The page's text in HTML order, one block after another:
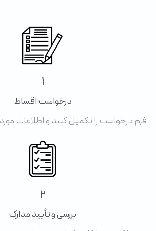
1
درخواست اقساط
فرم درخواست را تکمیل کنید و اطلاعات
2
بررسی و تأیید مدارک